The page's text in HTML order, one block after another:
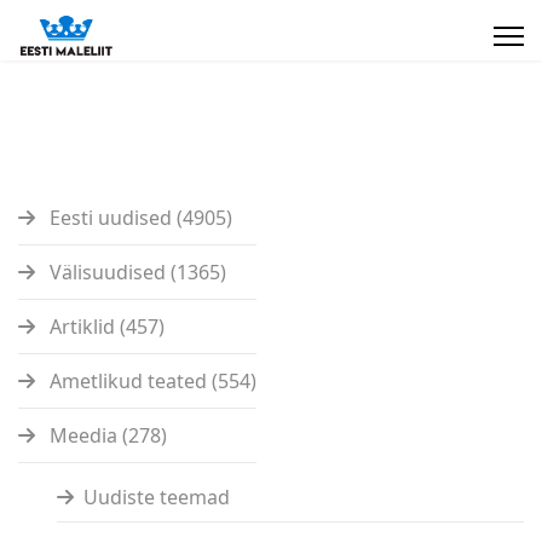
Eesti uudised (4905)
Välisuudised (1365)
Artiklid (457)
Ametlikud teated (554)
Meedia (278)
Uudiste teemad